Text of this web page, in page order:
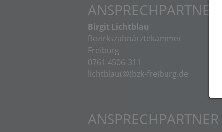
ANSPRECHPARTNER
Birgit Lichtblau
Bezirkszahnärztekammer
Freiburg
0761 4506-311
lichtblau(@)bzk-freiburg.de